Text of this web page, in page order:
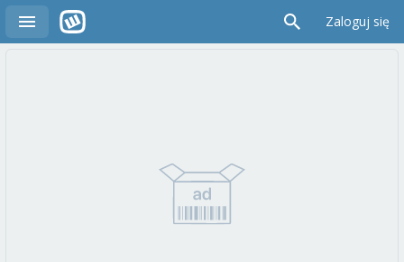
Zaloguj się